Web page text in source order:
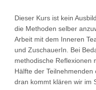
Dieser Kurs ist kein
die Methoden selber
Arbeit mit dem Inneren
und ZuschauerIn. Bei
methodische Reflexionen
Hälfte der
dran kommt klären wir im